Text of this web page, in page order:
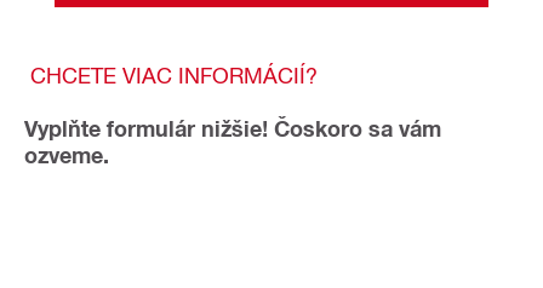
CHCETE VIAC INFORMÁCIÍ?
Vyplňte formulár nižšie! Čoskoro sa vám
ozveme.